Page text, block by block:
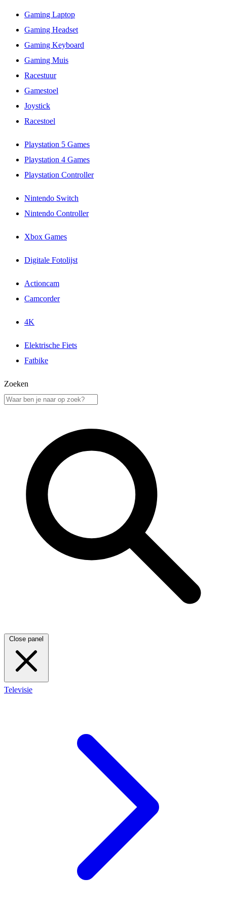
Gaming Laptop
Gaming Headset
Gaming Keyboard
Gaming Muis
Racestuur
Gamestoel
Joystick
Racestoel
Playstation 5 Games
Playstation 4 Games
Playstation Controller
Nintendo Switch
Nintendo Controller
Xbox Games
Digitale Fotolijst
Actioncam
Camcorder
4K
Elektrische Fiets
Fatbike
Zoeken
Close panel
Televisie